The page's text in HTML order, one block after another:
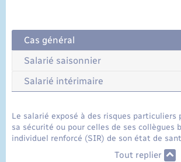
Cas général
Salarié saisonnier
Salarié intérimaire
Le salarié exposé à des risques particuliers
sa sécurité ou pour celles de ses collègues
individuel renforcé (SIR) de son état de
Tout replier